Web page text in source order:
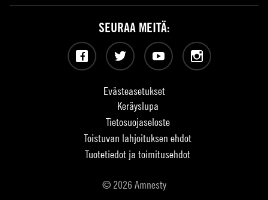
Evästeasetukset
Keräyslupa
Tietosuojaseloste
Toistuvan lahjoituksen ehdot
Tuotetiedot ja toimitusehdot
© 2026 Amnesty
SEURAA MEITÄ:
Facebook Twitter YouTubeInstagram